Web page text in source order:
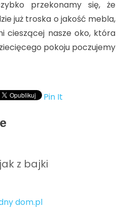
przekonamy się, że
już troska o jakość mebla,
cieszącej nasze oko, która
pokoju poczujemy
Pin It
z bajki